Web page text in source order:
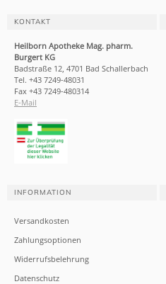
KONTAKT
Heilborn Apotheke Mag. pharm.
Burgert KG
Badstraße 12, 4701 Bad Schallerbach
Tel. +43 7249-48031
Fax +43 7249-480314
E-Mail
INFORMATION
Versandkosten
Zahlungsoptionen
Widerrufsbelehrung
Datenschutz